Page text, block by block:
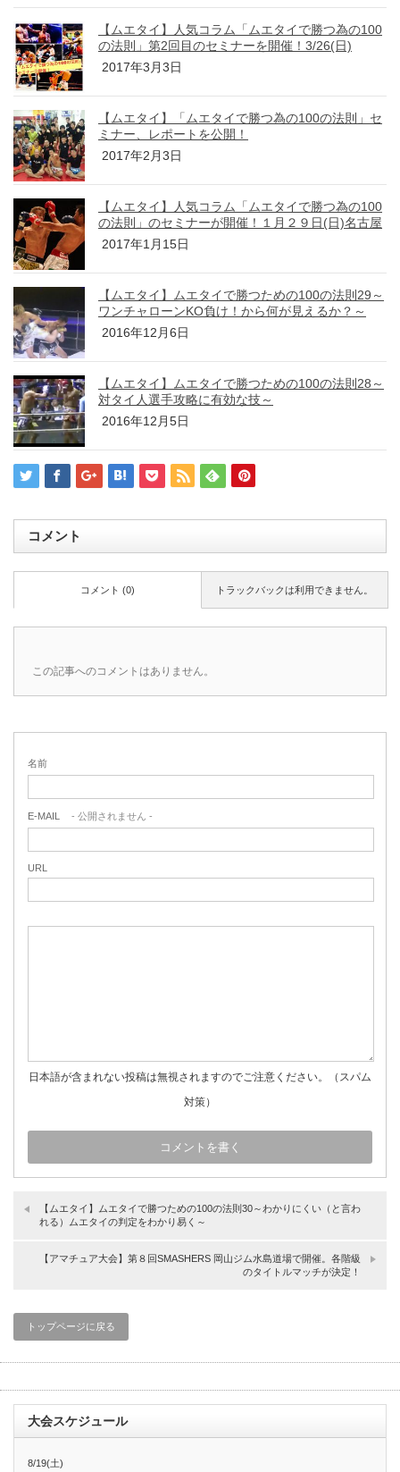
【ムエタイ】人気コラム「ムエタイで勝つ為の100
の法則」第2回目のセミナーを開催！3/26(日)
2017年3月3日
【ムエタイ】「ムエタイで勝つ為の100の法則」セ
ミナー、レポートを公開！
2017年2月3日
【ムエタイ】人気コラム「ムエタイで勝つ為の100
の法則」のセミナーが開催！１月２９日(日)名古屋
2017年1月15日
【ムエタイ】ムエタイで勝つための100の法則29～
ワンチャローンKO負け！から何が見えるか？～
2016年12月6日
【ムエタイ】ムエタイで勝つための100の法則28～
対タイ人選手攻略に有効な技～
2016年12月5日
コメント
トラックバックは利用できません。
コメント (0)
この記事へのコメントはありません。
名前
E-MAIL - 公開されません -
URL
日本語が含まれない投稿は無視されますのでご注意ください。（スパム
対策）
【ムエタイ】ムエタイで勝つための100の法則30～わかりにくい（と言わ
れる）ムエタイの判定をわかり易く～
【アマチュア大会】第８回SMASHERS 岡山ジム水島道場で開催。各階級
のタイトルマッチが決定！
トップページに戻る
大会スケジュール
8/19(土)